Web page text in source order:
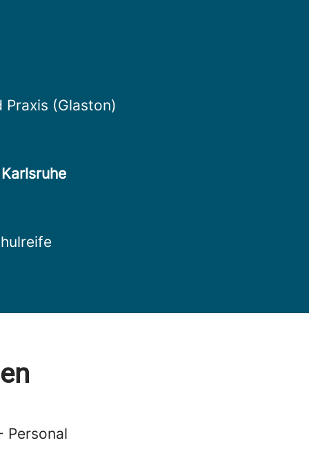
(Glaston)
Karlsruhe
Personal